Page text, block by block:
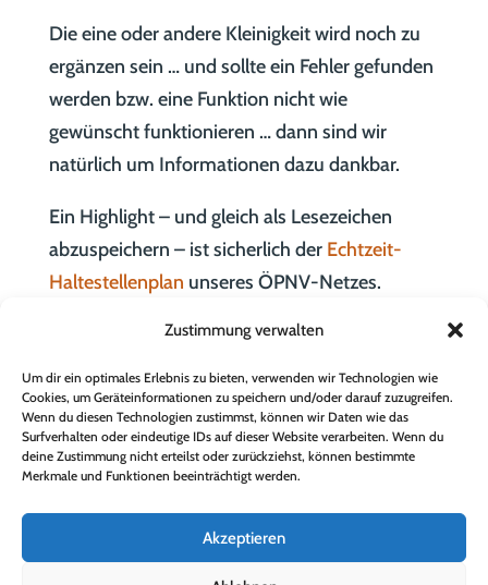
Zustimmung verwalten
Um dir ein optimales Erlebnis zu bieten, verwenden wir Technologien wie
Cookies, um Geräteinformationen zu speichern und/oder darauf zuzugreifen.
Wenn du diesen Technologien zustimmst, können wir Daten wie das
Surfverhalten oder eindeutige IDs auf dieser Website verarbeiten. Wenn du
deine Zustimmung nicht erteilst oder zurückziehst, können bestimmte
Merkmale und Funktionen beeinträchtigt werden.
Akzeptieren
Die eine oder andere Kleinigkeit wird noch zu
ergänzen sein … und sollte ein Fehler gefunden
werden bzw. eine Funktion nicht wie
gewünscht funktionieren … dann sind wir
natürlich um Informationen dazu dankbar.
Ein Highlight – und gleich als Lesezeichen
abzuspeichern – ist sicherlich der Echtzeit-
Haltestellenplan unseres ÖPNV-Netzes.
… schon wird die Zeiten-Tabelle – auch mit
Echtzeit An-/Abfahrten – angezeigt.
Und wie jede Webseite von Neuerungen und
Beiträgen lebt, so bitten wir alle Dölsacher
Beiträge und Fotos bzw. Fotogalerien, die wir
nach Möglichkeit auf unser Gemeinde-